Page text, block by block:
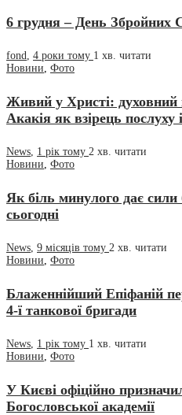
6 грудня – День Збройних
fond, 4 роки тому 1 хв. читати
Новини, Фото
Живий у Христі: духовний
Акакія як взірець послуху
News, 1 рік тому 2 хв. читати
Новини, Фото
Як біль минулого дає сили
сьогодні
News 9 місяців тому 2 хв. читати
Новини Фото
Блаженнійший Епіфаній
4-ї танкової бригади
News 1 рік тому 1 хв. читати
Новини Фото
У Києві офіційно
Богословської академії